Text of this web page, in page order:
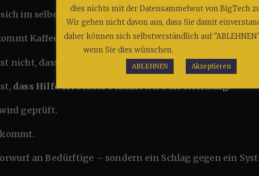
sich im selben Hausflur des Jobcenters, beide sagen
Kaffee angeboten.
ist nicht, dass die Hilfe existiert.
dass Hilfe oft besser bezahlt wird als Hoffnung.
wird geprüft.
dies nichts mit der Datensammelwut von BigTech
Wir gehen nicht davon aus, dass Sie damit
daher können sich selbstverständlich auf
wenn Sie dies wünschen.
ABLEHNEN Akzeptieren